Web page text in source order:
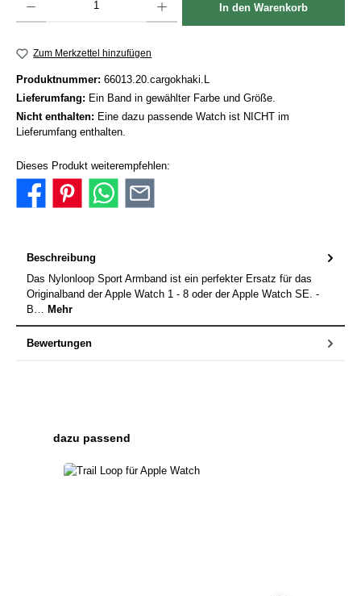
In den Warenkorb
Zum Merkzettel hinzufügen
Produktnummer: 66013.20.cargokhaki.L
Lieferumfang: Ein Band in gewählter Farbe und Größe.
Nicht enthalten: Eine dazu passende Watch ist NICHT im
Lieferumfang enthalten.
Dieses Produkt weiterempfehlen:
Beschreibung
Das Nylonloop Sport Armband ist ein perfekter Ersatz für das
Originalband der Apple Watch 1 - 8 oder der Apple Watch SE. -
B… Mehr
Bewertungen
Produktgalerie überspringen
dazu passend